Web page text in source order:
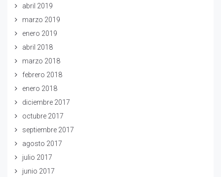
abril 2019
marzo 2019
enero 2019
abril 2018
marzo 2018
febrero 2018
enero 2018
diciembre 2017
octubre 2017
septiembre 2017
agosto 2017
julio 2017
junio 2017